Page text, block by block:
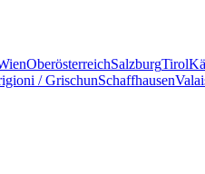
OberösterreichSalzburgTirol
/ GrischunSchaffhausen